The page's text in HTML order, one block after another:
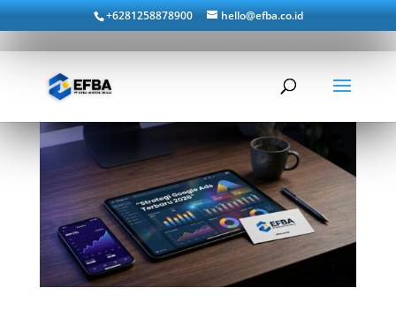
+6281258878900 hello@efba.co.id